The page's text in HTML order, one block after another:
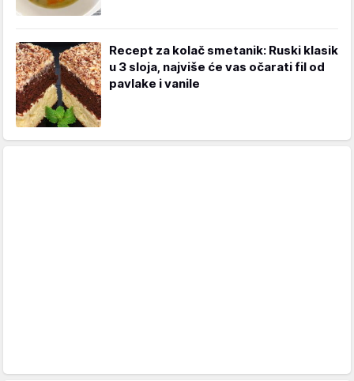
Recept za kolač smetanik: Ruski klasik
u 3 sloja, najviše će vas očarati fil od
pavlake i vanile